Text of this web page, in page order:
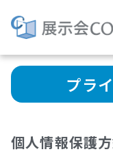
プラ
個人情報保護